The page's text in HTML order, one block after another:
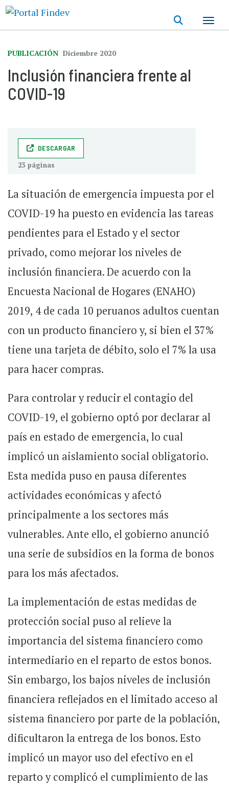
principal
PUBLICACIÓN Diciembre 2020
Inclusión financiera frente al
COVID-19
DESCARGAR
23 páginas
La situación de emergencia impuesta por el
COVID-19 ha puesto en evidencia las tareas
pendientes para el Estado y el sector
privado, como mejorar los niveles de
inclusión financiera. De acuerdo con la
Encuesta Nacional de Hogares (ENAHO)
2019, 4 de cada 10 peruanos adultos cuentan
con un producto financiero y, si bien el 37%
tiene una tarjeta de débito, solo el 7% la usa
para hacer compras.
Para controlar y reducir el contagio del
COVID-19, el gobierno optó por declarar al
país en estado de emergencia, lo cual
implicó un aislamiento social obligatorio.
Esta medida puso en pausa diferentes
actividades económicas y afectó
principalmente a los sectores más
vulnerables. Ante ello, el gobierno anunció
una serie de subsidios en la forma de bonos
para los más afectados.
La implementación de estas medidas de
protección social puso al relieve la
importancia del sistema financiero como
intermediario en el reparto de estos bonos.
Sin embargo, los bajos niveles de inclusión
financiera reflejados en el limitado acceso al
sistema financiero por parte de la población,
dificultaron la entrega de los bonos. Esto
implicó un mayor uso del efectivo en el
reparto y complicó el cumplimiento de las